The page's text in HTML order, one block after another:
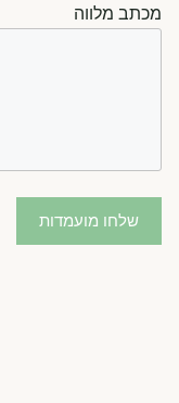
מכתב מלווה
שלחו מועמדות